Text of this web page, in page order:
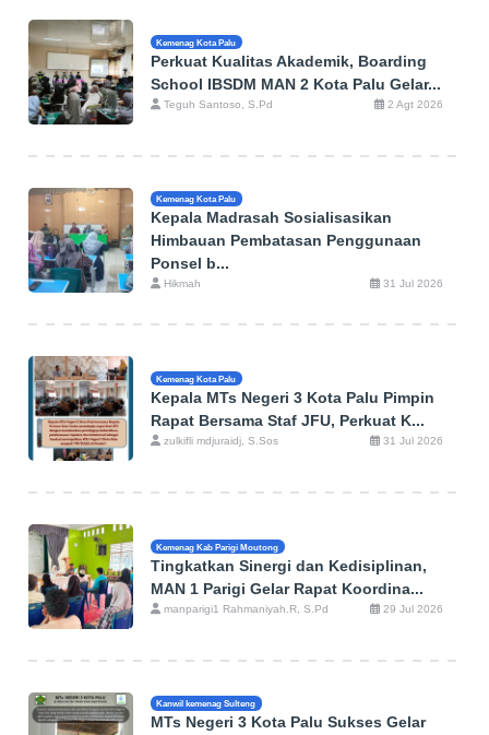
Kemenag Kota Palu
Perkuat Kualitas Akademik, Boarding
School IBSDM MAN 2 Kota Palu Gelar...
Teguh Santoso, S.Pd 2 Agt 2026
Kemenag Kota Palu
Kepala Madrasah Sosialisasikan
Himbauan Pembatasan Penggunaan
Ponsel b...
Hikmah 31 Jul 2026
Kemenag Kota Palu
Kepala MTs Negeri 3 Kota Palu Pimpin
Rapat Bersama Staf JFU, Perkuat K...
zulkifli mdjuraidj, S.Sos 31 Jul 2026
Kemenag Kab Parigi Moutong
Tingkatkan Sinergi dan Kedisiplinan,
MAN 1 Parigi Gelar Rapat Koordina...
manparigi1 Rahmaniyah.R, S.Pd 29 Jul 2026
Kanwil kemenag Sulteng
MTs Negeri 3 Kota Palu Sukses Gelar